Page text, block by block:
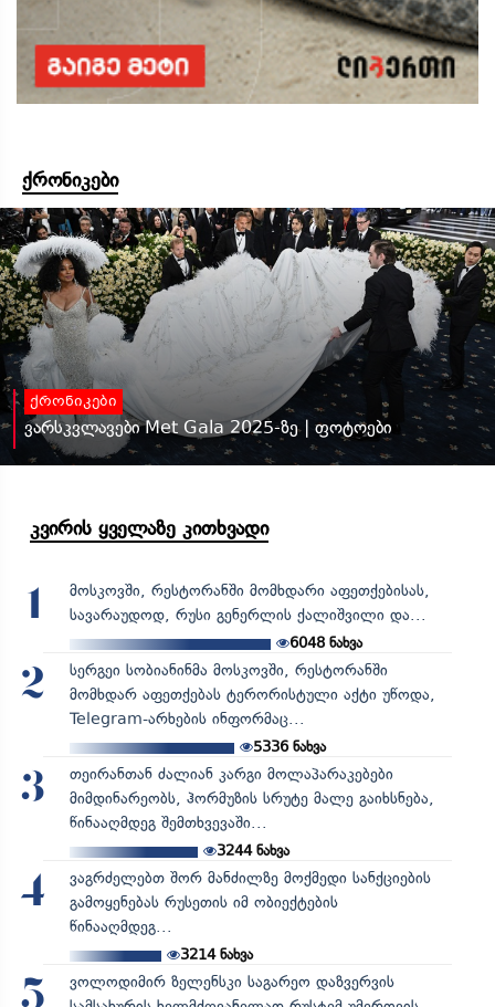
ქრონიკები
ქრონიკები
ვარსკვლავები Met Gala 2025-ზე | ფოტოები
კვირის ყველაზე კითხვადი
1
მოსკოვში, რესტორანში მომხდარი აფეთქებისას,
სავარაუდოდ, რუსი გენერლის ქალიშვილი და...
6048 ნახვა
2
სერგეი სობიანინმა მოსკოვში, რესტორანში
მომხდარ აფეთქებას ტერორისტული აქტი უწოდა,
Telegram-არხების ინფორმაც...
5336ნახვა
3
თეირანთან ძალიან კარგი მოლაპარაკებები
მიმდინარეობს, ჰორმუზის სრუტე მალე გაიხსნება,
წინააღმდეგ შემთხვევაში...
3244ნახვა
4
ვაგრძელებთ შორ მანძილზე მოქმედი სანქციების
გამოყენებას რუსეთის იმ ობიექტების
წინააღმდეგ...
3214ნახვა
ვოლოდიმირ ზელენსკი საგარეო დაზვერვის